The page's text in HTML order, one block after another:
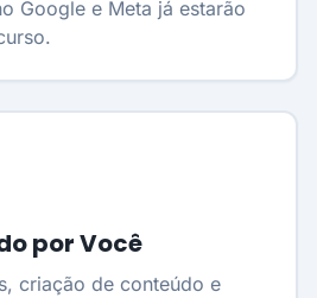
Google e Meta já estarão
por Você
criação de conteúdo e